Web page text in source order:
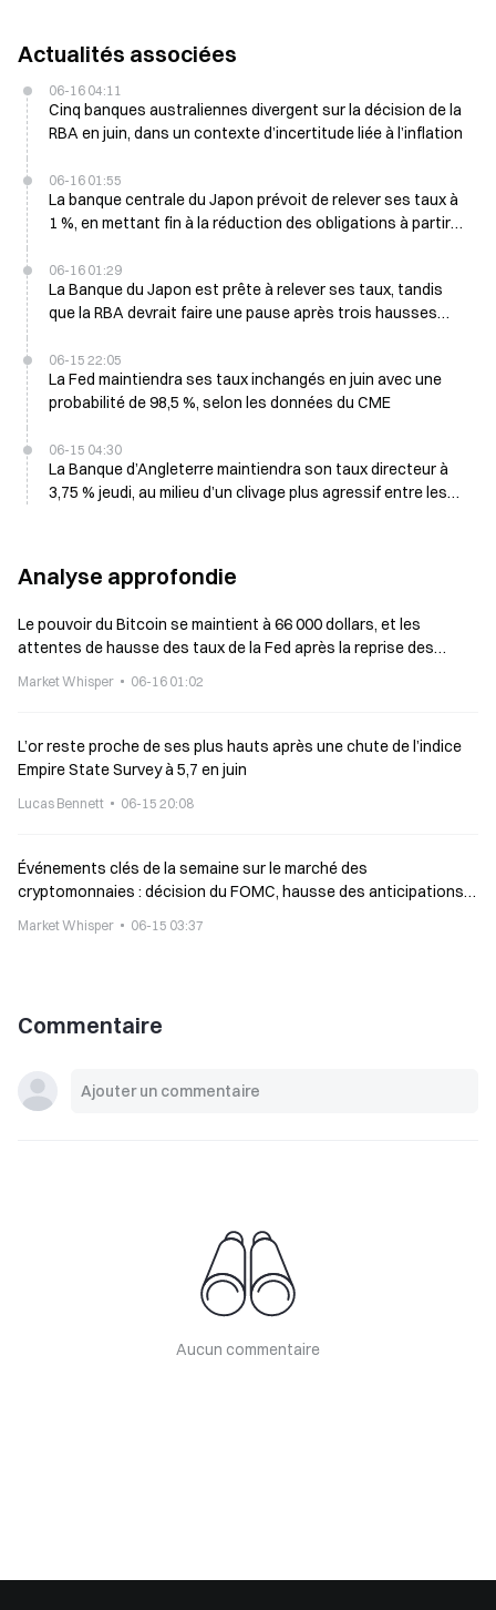
Actualités associées
06-16 04:11
Cinq banques australiennes divergent sur la décision de la
RBA en juin, dans un contexte d’incertitude liée à l’inflation
06-16 01:55
La banque centrale du Japon prévoit de relever ses taux à
1 %, en mettant fin à la réduction des obligations à partir
06-16 01:29
La Banque du Japon est prête à relever ses taux, tandis
que la RBA devrait faire une pause après trois hausses
06-15 22:05
La Fed maintiendra ses taux inchangés en juin avec une
probabilité de 98,5 %, selon les données du CME
06-15 04:30
La Banque d’Angleterre maintiendra son taux directeur à
3,75 % jeudi, au milieu d’un clivage plus agressif entre les
Analyse approfondie
Le pouvoir du Bitcoin se maintient à 66 000 dollars, et les
attentes de hausse des taux de la Fed après la reprise des
Market Whisper 06-16 01:02
L’or reste proche de ses plus hauts après une chute de l’indice
Empire State Survey à 5,7 en juin
Lucas Bennett 06-15 20:08
Événements clés de la semaine sur le marché des
cryptomonnaies : décision du FOMC, hausse des anticipations
Market Whisper 06-15 03:37
Commentaire
Aucun commentaire